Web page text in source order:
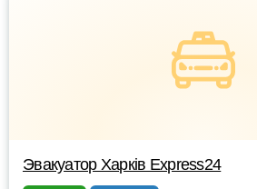
Эвакуатор Харків Express24